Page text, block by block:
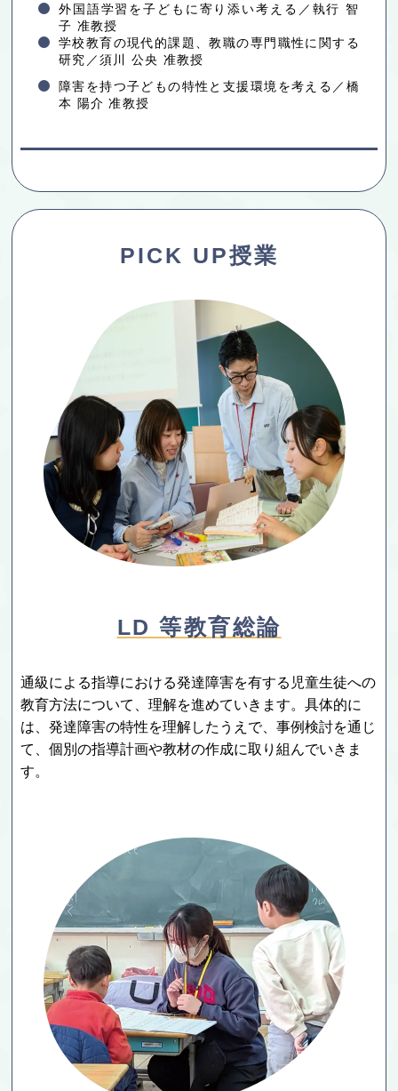
外国語学習を子どもに寄り添い考える／執行 智
子 准教授
学校教育の現代的課題、教職の専門職性に関する
研究／須川 公央 准教授
障害を持つ子どもの特性と支援環境を考える／橋
本 陽介 准教授
PICK UP授業
LD 等教育総論
通級による指導における発達障害を有する児童生徒への
教育方法について、理解を進めていきます。具体的に
は、発達障害の特性を理解したうえで、事例検討を通じ
て、個別の指導計画や教材の作成に取り組んでいきま
す。